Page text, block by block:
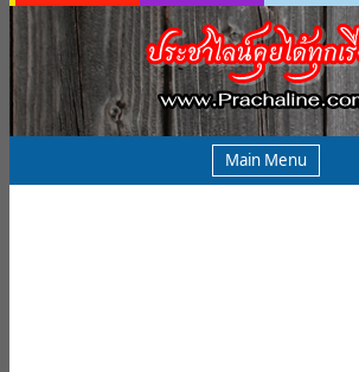
Main Menu